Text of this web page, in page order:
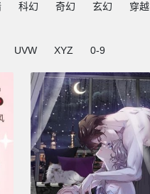
科幻 奇幻 玄幻 穿越
UVW XYZ 0-9